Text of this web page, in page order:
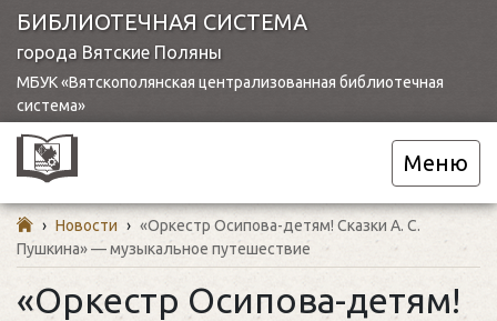
БИБЛИОТЕЧНАЯ СИСТЕМА
города Вятские Поляны
МБУК «Вятскополянская централизованная библиотечная
система»
Меню
› Новости › «Оркестр Осипова-детям! Сказки А. С.
Пушкина» — музыкальное путешествие
«Оркестр Осипова-детям!